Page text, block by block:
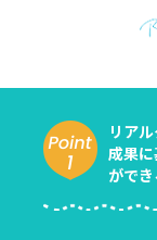
リア
成果
がで